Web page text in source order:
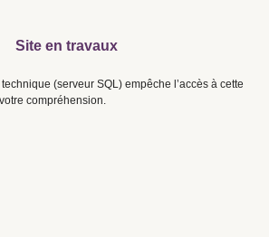
Site en travaux
(serveur SQL) empêche l’accès à cette
compréhension.